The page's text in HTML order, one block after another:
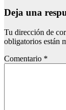
Deja una
Tu dirección de
obligatorios están
Comentario *